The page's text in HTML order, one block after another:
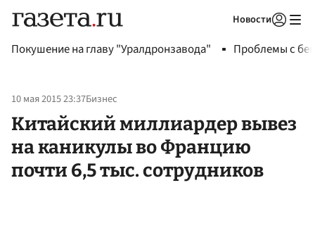
Новости
Покушение на главу "Уралдронзавода" Проблемы с
10 мая 2015 23:37Бизнес
Китайский миллиардер вывез
на каникулы во Францию
почти 6,5 тыс. сотрудников